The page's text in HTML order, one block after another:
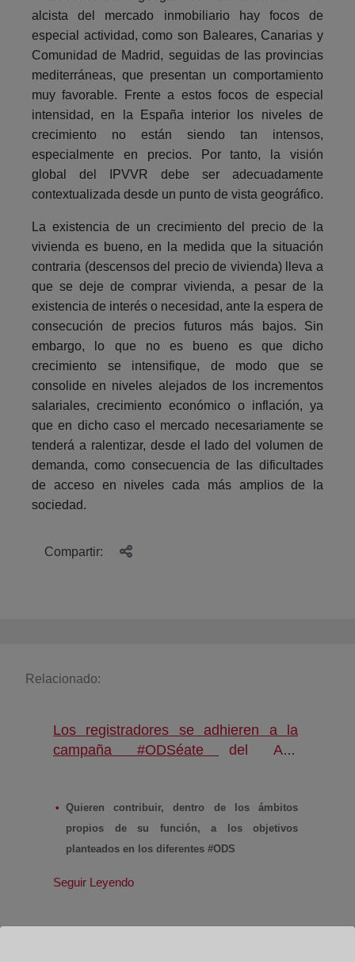
alcista del mercado inmobiliario hay focos de
especial actividad, como son Baleares, Canarias y
Comunidad de Madrid, seguidas de las provincias
mediterráneas, que presentan un comportamiento
muy favorable. Frente a estos focos de especial
intensidad, en la España interior los niveles de
crecimiento no están siendo tan intensos,
especialmente en precios. Por tanto, la visión
global del IPVVR debe ser adecuadamente
contextualizada desde un punto de vista geográfico.
La existencia de un crecimiento del precio de la
vivienda es bueno, en la medida que la situación
contraria (descensos del precio de vivienda) lleva a
que se deje de comprar vivienda, a pesar de la
existencia de interés o necesidad, ante la espera de
consecución de precios futuros más bajos. Sin
embargo, lo que no es bueno es que dicho
crecimiento se intensifique, de modo que se
consolide en niveles alejados de los incrementos
salariales, crecimiento económico o inflación, ya
que en dicho caso el mercado necesariamente se
tenderá a ralentizar, desde el lado del volumen de
demanda, como consecuencia de las dificultades
de acceso en niveles cada más amplios de la
sociedad.
Compartir:
Relacionado:
Los registradores se adhieren a la
campaña #ODSéate del Alto
Desarrollo Sostenible de la Agenda
2030(abre en nueva ventana)
Quieren contribuir, dentro de los ámbitos
propios de su función, a los objetivos
planteados en los diferentes #ODS
La campaña digital #ODSéate tiene lugar entre
Seguir Leyendo